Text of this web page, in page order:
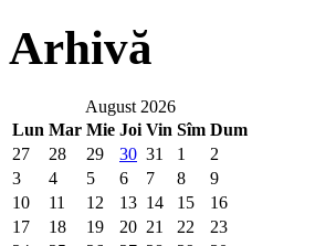
Arhivă
August 2026
Lun Mar Mie Joi Vin Sîm Dum
27
28 29 30 31 1
2
3
4 5 6 7 8
9
10
11 12 13 14 15
16
17
18 19 20 21 22
23